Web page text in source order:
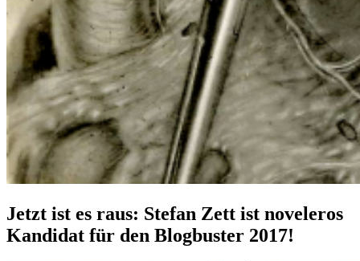
Jetzt ist es raus: Stefan Zett ist noveleros
Kandidat für den Blogbuster 2017!